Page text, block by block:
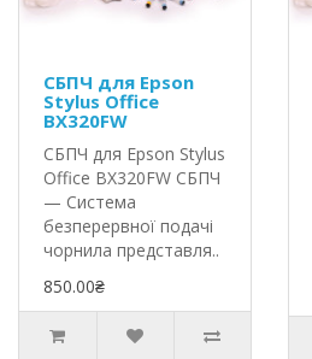
СБПЧ для Epson
Stylus Office
BX320FW
СБПЧ для Epson Stylus
Office BX320FW СБПЧ
— Система
безперервної подачі
чорнила представля..
850.00₴